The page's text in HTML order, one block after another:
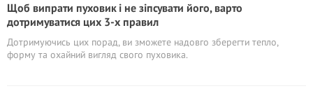
Щоб випрати пуховик і не зіпсувати його, варто
дотримуватися цих 3-х правил
Дотримуючись цих порад, ви зможете надовго зберегти тепло,
форму та охайний вигляд свого пуховика.